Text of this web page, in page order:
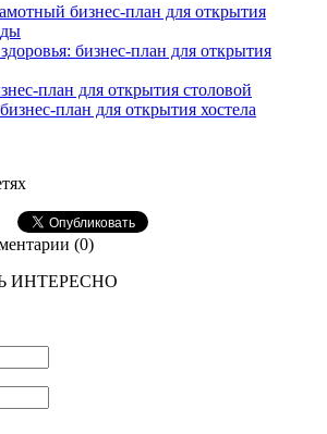
бизнес-план для открытия
бизнес-план для открытия
план для открытия столовой
план для открытия хостела
(0)
ИНТЕРЕСНО